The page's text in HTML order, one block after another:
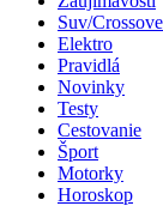
Suv/
Elektro
Pravidlá
Novinky
Testy
Cestovanie
Šport
Motorky
Horoskop